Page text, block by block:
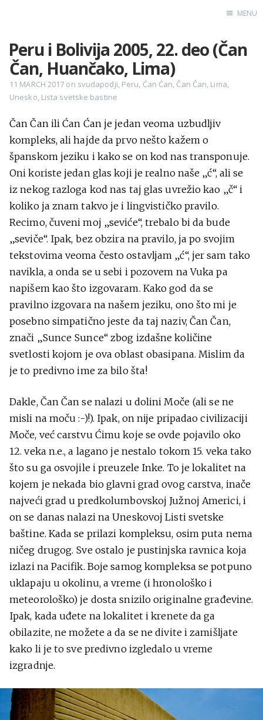
Home
X
Pinterest
YouTube
Sadržaj
MENU
Peru i Bolivija 2005, 22. deo (Čan
Čan, Huančako, Lima)
11 MARCH 2017 on svudapodji, Peru, Ćan Ćan, Čan Čan, Lima,
Unesko, Lista svetske bastine
Čan Čan ili Ćan Ćan je jedan veoma uzbudljiv
kompleks, ali hajde da prvo nešto kažem o
španskom jeziku i kako se on kod nas transponuje.
Oni koriste jedan glas koji je realno naše „ć“, ali se
iz nekog razloga kod nas taj glas uvrežio kao „č“ i
koliko ja znam takvo je i lingvističko pravilo.
Recimo, čuveni moj „seviće“, trebalo bi da bude
„seviče“. Ipak, bez obzira na pravilo, ja po svojim
tekstovima veoma često ostavljam „ć“, jer sam tako
navikla, a onda se u sebi i pozovem na Vuka pa
napišem kao što izgovaram. Kako god da se
pravilno izgovara na našem jeziku, ono što mi je
posebno simpatično jeste da taj naziv, Čan Čan,
znači „Sunce Sunce“ zbog izdašne količine
svetlosti kojom je ova oblast obasipana. Mislim da
je to predivno ime za bilo šta!
Dakle, Čan Čan se nalazi u dolini Moče (ali se ne
misli na moču :-)!). Ipak, on nije pripadao civilizaciji
Moče, već carstvu Ćimu koje se ovde pojavilo oko
12. veka n.e., a lagano je nestalo tokom 15. veka tako
što su ga osvojile i preuzele Inke. To je lokalitet na
kojem je nekada bio glavni grad ovog carstva, inače
najveći grad u predkolumbovskoj Južnoj Americi, i
on se danas nalazi na Uneskovoj Listi svetske
baštine. Kada se prilazi kompleksu, osim puta nema
ničeg drugog. Sve ostalo je pustinjska ravnica koja
izlazi na Pacifik. Boje samog kompleksa se potpuno
uklapaju u okolinu, a vreme (i hronološko i
meteorološko) je dosta snizilo originalne građevine.
Ipak, kada uđete na lokalitet i krenete da ga
obilazite, ne možete a da se ne divite i zamišljate
kako li je to sve predivno izgledalo u vreme
izgradnje.